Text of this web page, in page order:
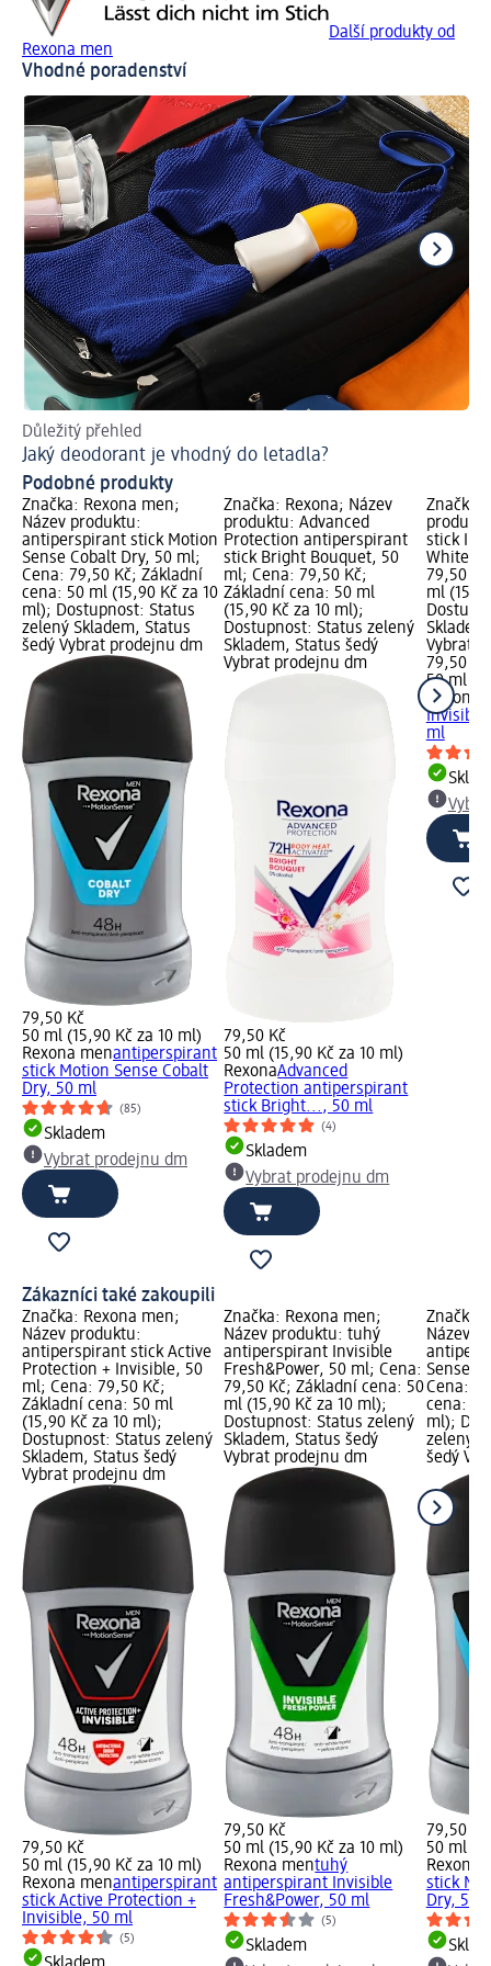
Další produkty od
Rexona men
Vhodné poradenství
Důležitý přehled
Jaký deodorant je vhodný do letadla?
Podobné produkty
Značka: Rexona men;
Název produktu:
antiperspirant stick Motion
Sense Cobalt Dry, 50 ml;
Cena: 79,50 Kč; Základní
cena: 50 ml (15,90 Kč za 10
ml); Dostupnost: Status
zelený Skladem, Status
šedý Vybrat prodejnu dm
79,50 Kč
50 ml (15,90 Kč za 10 ml)
Rexona menantiperspirant
stick Motion Sense Cobalt
Dry, 50 ml
(85)
Skladem
Vybrat prodejnu dm
Značka: Rexona; Název
produktu: Advanced
Protection antiperspirant
stick Bright Bouquet, 50
ml; Cena: 79,50 Kč;
Základní cena: 50 ml
(15,90 Kč za 10 ml);
Dostupnost: Status zelený
Skladem, Status šedý
Vybrat prodejnu dm
79,50 Kč
50 ml (15,90 Kč za 10 ml)
RexonaAdvanced
Protection antiperspirant
stick Bright..., 50 ml
(4)
Skladem
Vybrat prodejnu dm
Značka:
stick
White,
79,50
ml
Vybrat
79,50 Kč
50 ml
Rexona
Invisible
ml
Zákazníci také zakoupili
Značka: Rexona men;
Název produktu:
antiperspirant stick Active
Protection + Invisible, 50
ml; Cena: 79,50 Kč;
Základní cena: 50 ml
(15,90 Kč za 10 ml);
Dostupnost: Status zelený
Skladem, Status šedý
Vybrat prodejnu dm
79,50 Kč
50 ml (15,90 Kč za 10 ml)
Rexona menantiperspirant
stick Active Protection +
Invisible, 50 ml
(5)
Značka: Rexona men;
Název produktu: tuhý
antiperspirant Invisible
Fresh&Power, 50 ml; Cena:
79,50 Kč; Základní cena: 50
ml (15,90 Kč za 10 ml);
Dostupnost: Status zelený
Skladem, Status šedý
Vybrat prodejnu dm
79,50 Kč
50 ml (15,90 Kč za 10 ml)
Rexona mentuhý
antiperspirant Invisible
Fresh&Power, 50 ml
(5)
Skladem
Značka:
Název
Sense
Cena:
cena: 50
ml);
zelený
šedý
79,50 Kč
50 ml
Rexona
stick
Dry, 50